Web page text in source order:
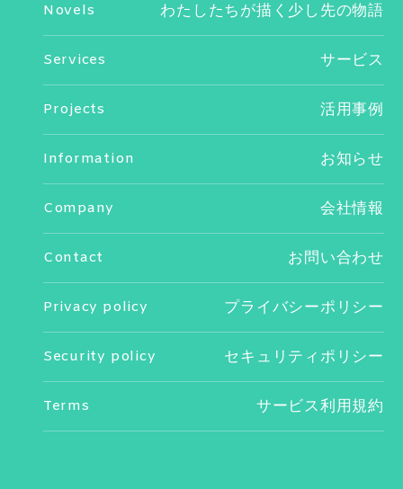
Novels わたしたちが描く少し先の物語
Services サービス
Projects 活用事例
Information お知らせ
Company 会社情報
Contact お問い合わせ
Privacy policy プライバシーポリシー
Security policy セキュリティポリシー
Terms サービス利用規約